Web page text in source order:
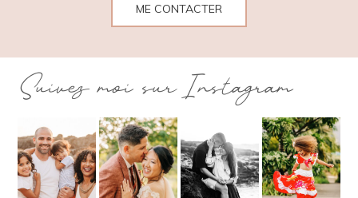
ME CONTACTER
Suivez moi sur Instagram